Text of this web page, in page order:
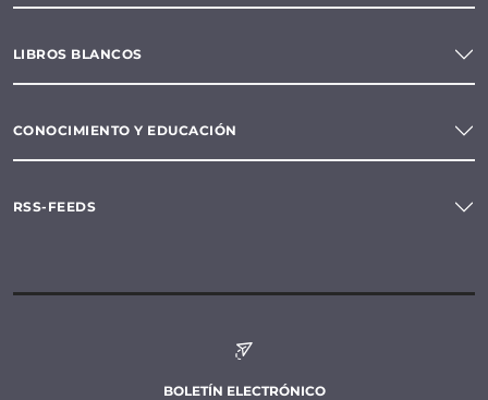
LIBROS BLANCOS
CONOCIMIENTO Y EDUCACIÓN
RSS-FEEDS
BOLETÍN ELECTRÓNICO